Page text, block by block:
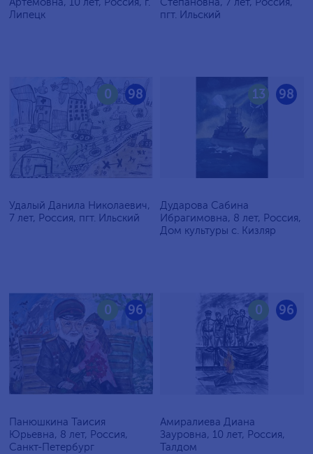
Липецк
пгт. Ильский
98
0
Удалый Данила Николаевич,
7 лет, Россия, пгт. Ильский
98
13
Дударова Сабина
Ибрагимовна, 8 лет, Россия,
Дом культуры с. Кизляр
96
0
Панюшкина Таисия
Юрьевна, 8 лет, Россия,
Санкт-Петербург
96
0
Амиралиева Диана
Зауровна, 10 лет, Россия,
Талдом